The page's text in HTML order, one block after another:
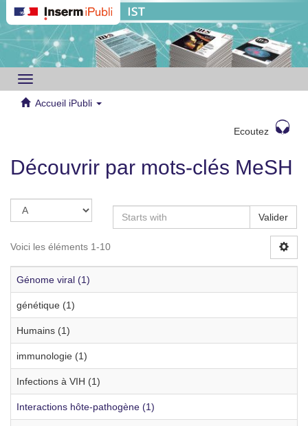
Toggle
navigation
Accueil iPubli
Ecoutez
Découvrir par mots-clés MeSH
Valider
Voici les éléments 1-10
Génome viral (1)
génétique (1)
Humains (1)
immunologie (1)
Infections à VIH (1)
Interactions hôte-pathogène (1)